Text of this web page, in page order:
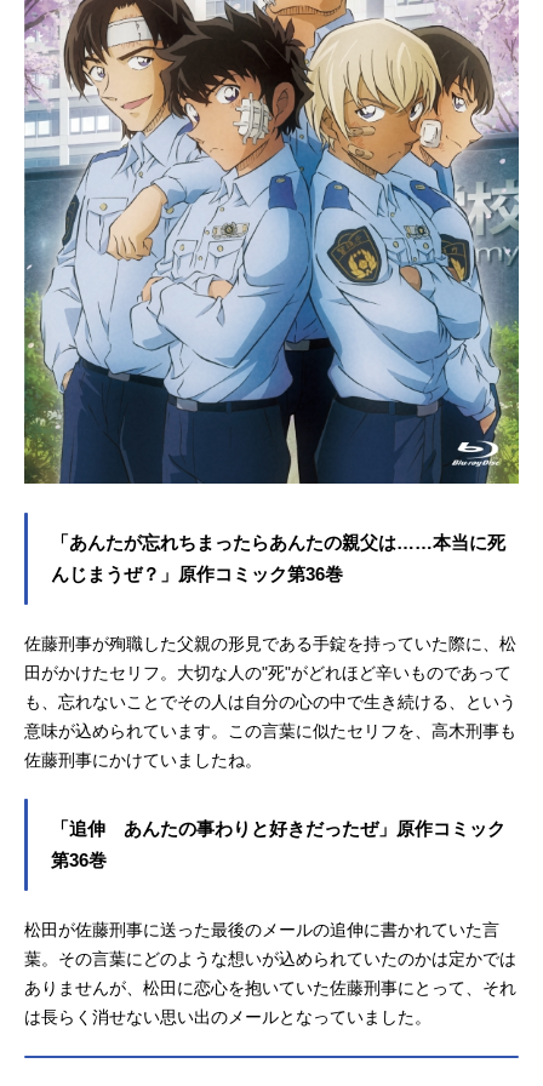
「あんたが忘れちまったらあんたの親父は……本当に死
んじまうぜ？」原作コミック第36巻
佐藤刑事が殉職した父親の形見である手錠を持っていた際に、松
田がかけたセリフ。大切な人の"死"がどれほど辛いものであって
も、忘れないことでその人は自分の心の中で生き続ける、という
意味が込められています。この言葉に似たセリフを、高木刑事も
佐藤刑事にかけていましたね。
「追伸 あんたの事わりと好きだったぜ」原作コミック
第36巻
松田が佐藤刑事に送った最後のメールの追伸に書かれていた言
葉。その言葉にどのような想いが込められていたのかは定かでは
ありませんが、松田に恋心を抱いていた佐藤刑事にとって、それ
は長らく消せない思い出のメールとなっていました。